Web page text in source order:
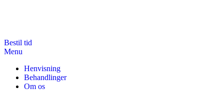
Tandklinik Tine Starch-Hytoft
Hos Tandklinik Tine Starch-Hytoft på østebro er vi stolte af at kunne
Bestil tid
Menu
Henvisning
Behandlinger
Om os